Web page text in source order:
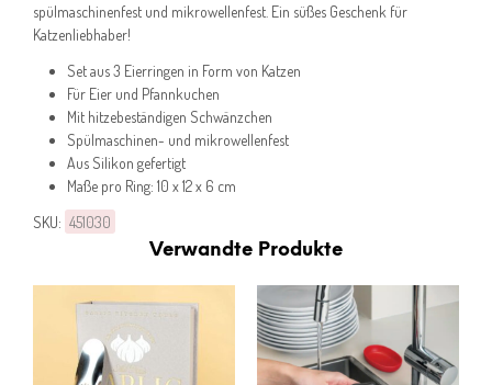
spülmaschinenfest und mikrowellenfest. Ein süßes Geschenk für
Katzenliebhaber!
Set aus 3 Eierringen in Form von Katzen
Für Eier und Pfannkuchen
Mit hitzebeständigen Schwänzchen
Spülmaschinen- und mikrowellenfest
Aus Silikon gefertigt
Maße pro Ring: 10 x 12 x 6 cm
SKU: 451030
Verwandte Produkte